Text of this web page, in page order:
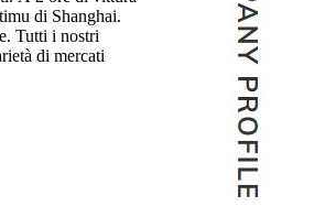
di Shanghai.
Tutti i nostri
di mercati